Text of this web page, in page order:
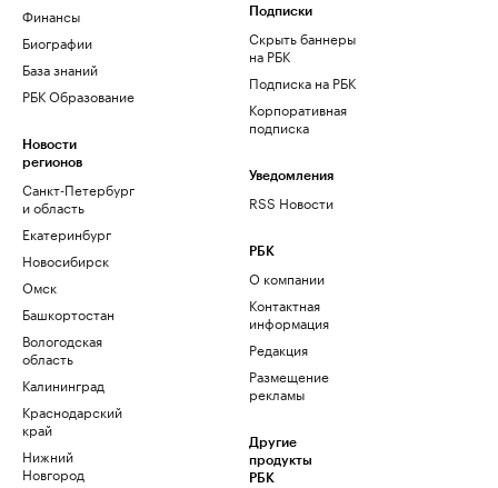
Финансы
Биографии
База знаний
РБК Образование
Новости
регионов
Санкт-Петербург
и область
Екатеринбург
Новосибирск
Омск
Башкортостан
Вологодская
область
Калининград
Краснодарский
край
Нижний
Новгород
Подписки
Скрыть баннеры
на РБК
Подписка на РБК
Корпоративная
подписка
Уведомления
RSS Новости
РБК
О компании
Контактная
информация
Редакция
Размещение
рекламы
Другие
продукты
РБК